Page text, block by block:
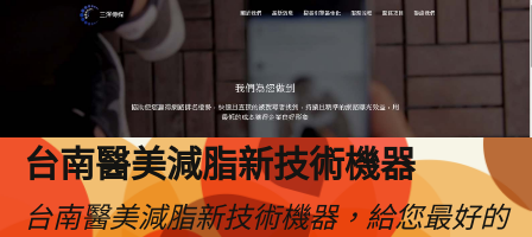
台南醫美減脂新技術機器
台南醫美減脂新技術機器，給您最好的